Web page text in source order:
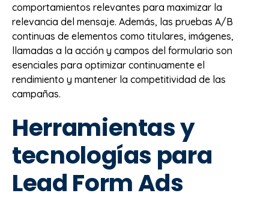
comportamientos relevantes para maximizar la
relevancia del mensaje. Además, las pruebas A/B
continuas de elementos como titulares, imágenes,
llamadas a la acción y campos del formulario son
esenciales para optimizar continuamente el
rendimiento y mantener la competitividad de las
campañas.
Herramientas y
tecnologías para
Lead Form Ads